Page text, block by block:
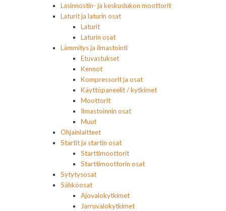
Lasinnostin- ja keskuslukon moottorit
Laturit ja laturin osat
Laturit
Laturin osat
Lämmitys ja ilmastointi
Etuvastukset
Kennot
Kompressorit ja osat
Käyttöpaneelit / kytkimet
Moottorit
Ilmastoinnin osat
Muut
Ohjainlaitteet
Startit ja startin osat
Starttimoottorit
Starttimoottorin osat
Sytytysosat
Sähköosat
Ajovalokytkimet
Jarruvalokytkimet